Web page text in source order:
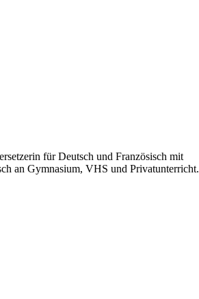
für Deutsch und Französisch mit
an Gymnasium, VHS und Privatunterricht.